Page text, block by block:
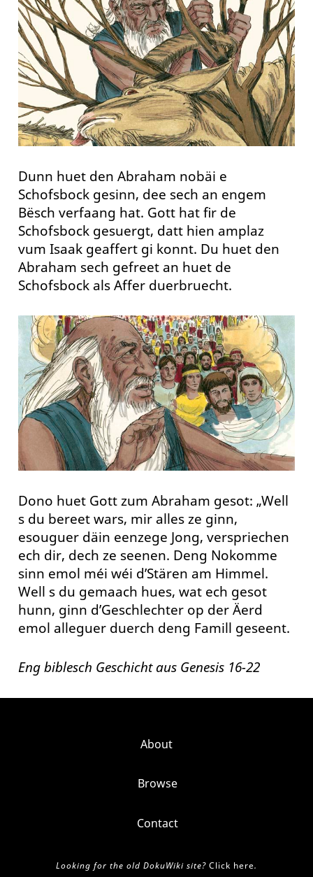
Dunn huet den Abraham nobäi e
Schofsbock gesinn, dee sech an engem
Bësch verfaang hat. Gott hat fir de
Schofsbock gesuergt, datt hien amplaz
vum Isaak geaffert gi konnt. Du huet den
Abraham sech gefreet an huet de
Schofsbock als Affer duerbruecht.
Dono huet Gott zum Abraham gesot: „Well
s du bereet wars, mir alles ze ginn,
esouguer däin eenzege Jong, verspriechen
ech dir, dech ze seenen. Deng Nokomme
sinn emol méi wéi d’Stären am Himmel.
Well s du gemaach hues, wat ech gesot
hunn, ginn d’Geschlechter op der Äerd
emol alleguer duerch deng Famill geseent.
Eng biblesch Geschicht aus Genesis 16-22
About
Browse
Contact
Looking for the old DokuWiki site? Click here.